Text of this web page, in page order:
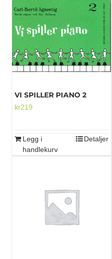
VI SPILLER PIANO 2
kr219
Legg i
handlekurv
Detaljer